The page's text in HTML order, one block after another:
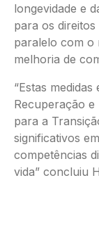
longevidade e
para os
paralelo com o
melhoria de
“Estas
Recuperação e
para a
significativos
competências
vida” concluiu